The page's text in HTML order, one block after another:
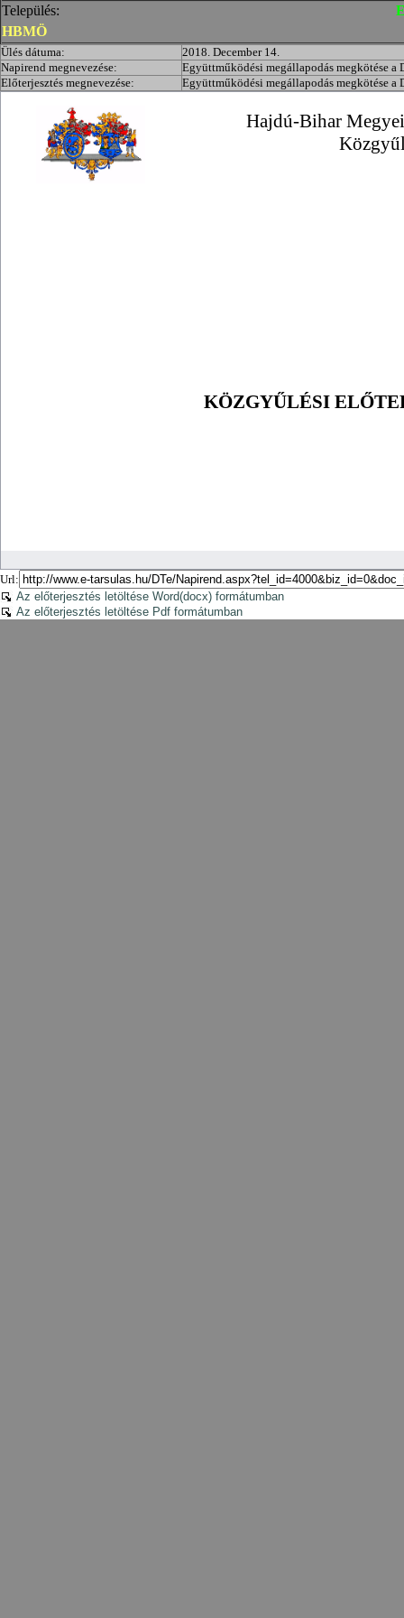
Település:
HBMÖ
Ülés dátuma:
2018. December 14.
Napirend megnevezése:
Együttműködési megállapodás megkötése
Előterjesztés megnevezése:
Együttműködési megállapodás megkötése
Url:
Az előterjesztés letöltése Word(docx) formátumban
Az előterjesztés letöltése Pdf formátumban